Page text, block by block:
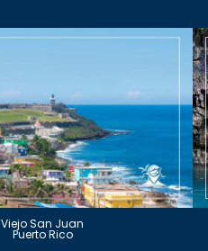
Viejo San Juan
Puerto Rico